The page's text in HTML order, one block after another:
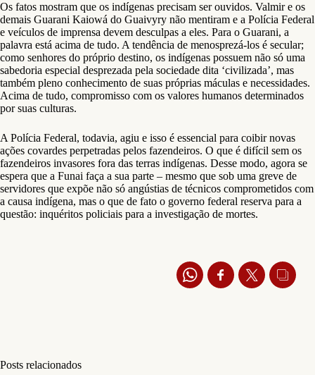
Os fatos mostram que os indígenas precisam ser ouvidos. Valmir e os
demais Guarani Kaiowá do Guaivyry não mentiram e a Polícia Federal
e veículos de imprensa devem desculpas a eles. Para o Guarani, a
palavra está acima de tudo. A tendência de menosprezá-los é secular;
como senhores do próprio destino, os indígenas possuem não só uma
sabedoria especial desprezada pela sociedade dita ‘civilizada’, mas
também pleno conhecimento de suas próprias máculas e necessidades.
Acima de tudo, compromisso com os valores humanos determinados
por suas culturas.
A Polícia Federal, todavia, agiu e isso é essencial para coibir novas
ações covardes perpetradas pelos fazendeiros. O que é difícil sem os
fazendeiros invasores fora das terras indígenas. Desse modo, agora se
espera que a Funai faça a sua parte – mesmo que sob uma greve de
servidores que expõe não só angústias de técnicos comprometidos com
a causa indígena, mas o que de fato o governo federal reserva para a
questão: inquéritos policiais para a investigação de mortes.
Posts relacionados